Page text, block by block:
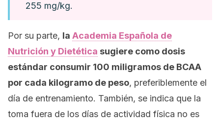
255 mg/kg.
Por su parte, la Academia Española de
Nutrición y Dietética sugiere como dosis
estándar consumir 100 miligramos de BCAA
por cada kilogramo de peso, preferiblemente el
día de entrenamiento. También, se indica que la
toma fuera de los días de actividad física no es